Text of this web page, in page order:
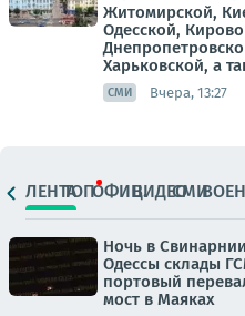
Житомирской,
Одесской,
Харьковской, а
СМИ Вчера, 13:27
ЛЕНТАТОПОФИЦ.ВИДЕОСМИ
Ночь в
Одессы склады
портовый
мост в Маяках